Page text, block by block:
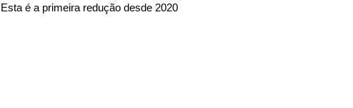
Esta é a primeira redução desde 2020